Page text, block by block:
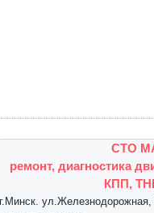
СТО
ремонт, диагностика
КПП,
г.Минск. ул.Железнодорожная,